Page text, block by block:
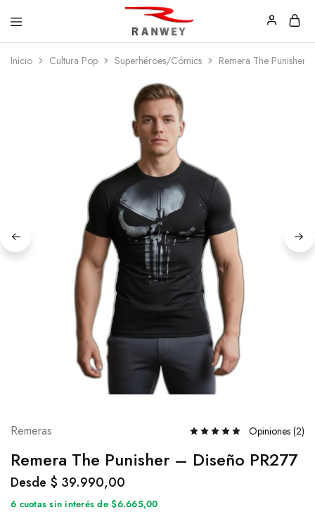
Ranwey
|
Tu
Estilo,
Inicio Cultura Pop Superhéroes/Cómics Remera The Punisher
Remeras Opiniones (2)
Remera The Punisher – Diseño PR277
Desde $ 39.990,00
6 cuotas sin interés de $6.665,00